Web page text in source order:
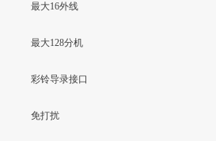
最大16外线
最大128分机
彩铃导录接口
免打扰